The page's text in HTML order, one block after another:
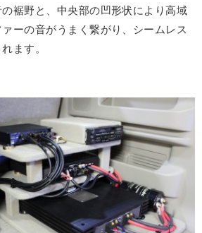
裾野と、中央部の凹形状により高域
ーの音がうまく繋がり、シームレス
ます。